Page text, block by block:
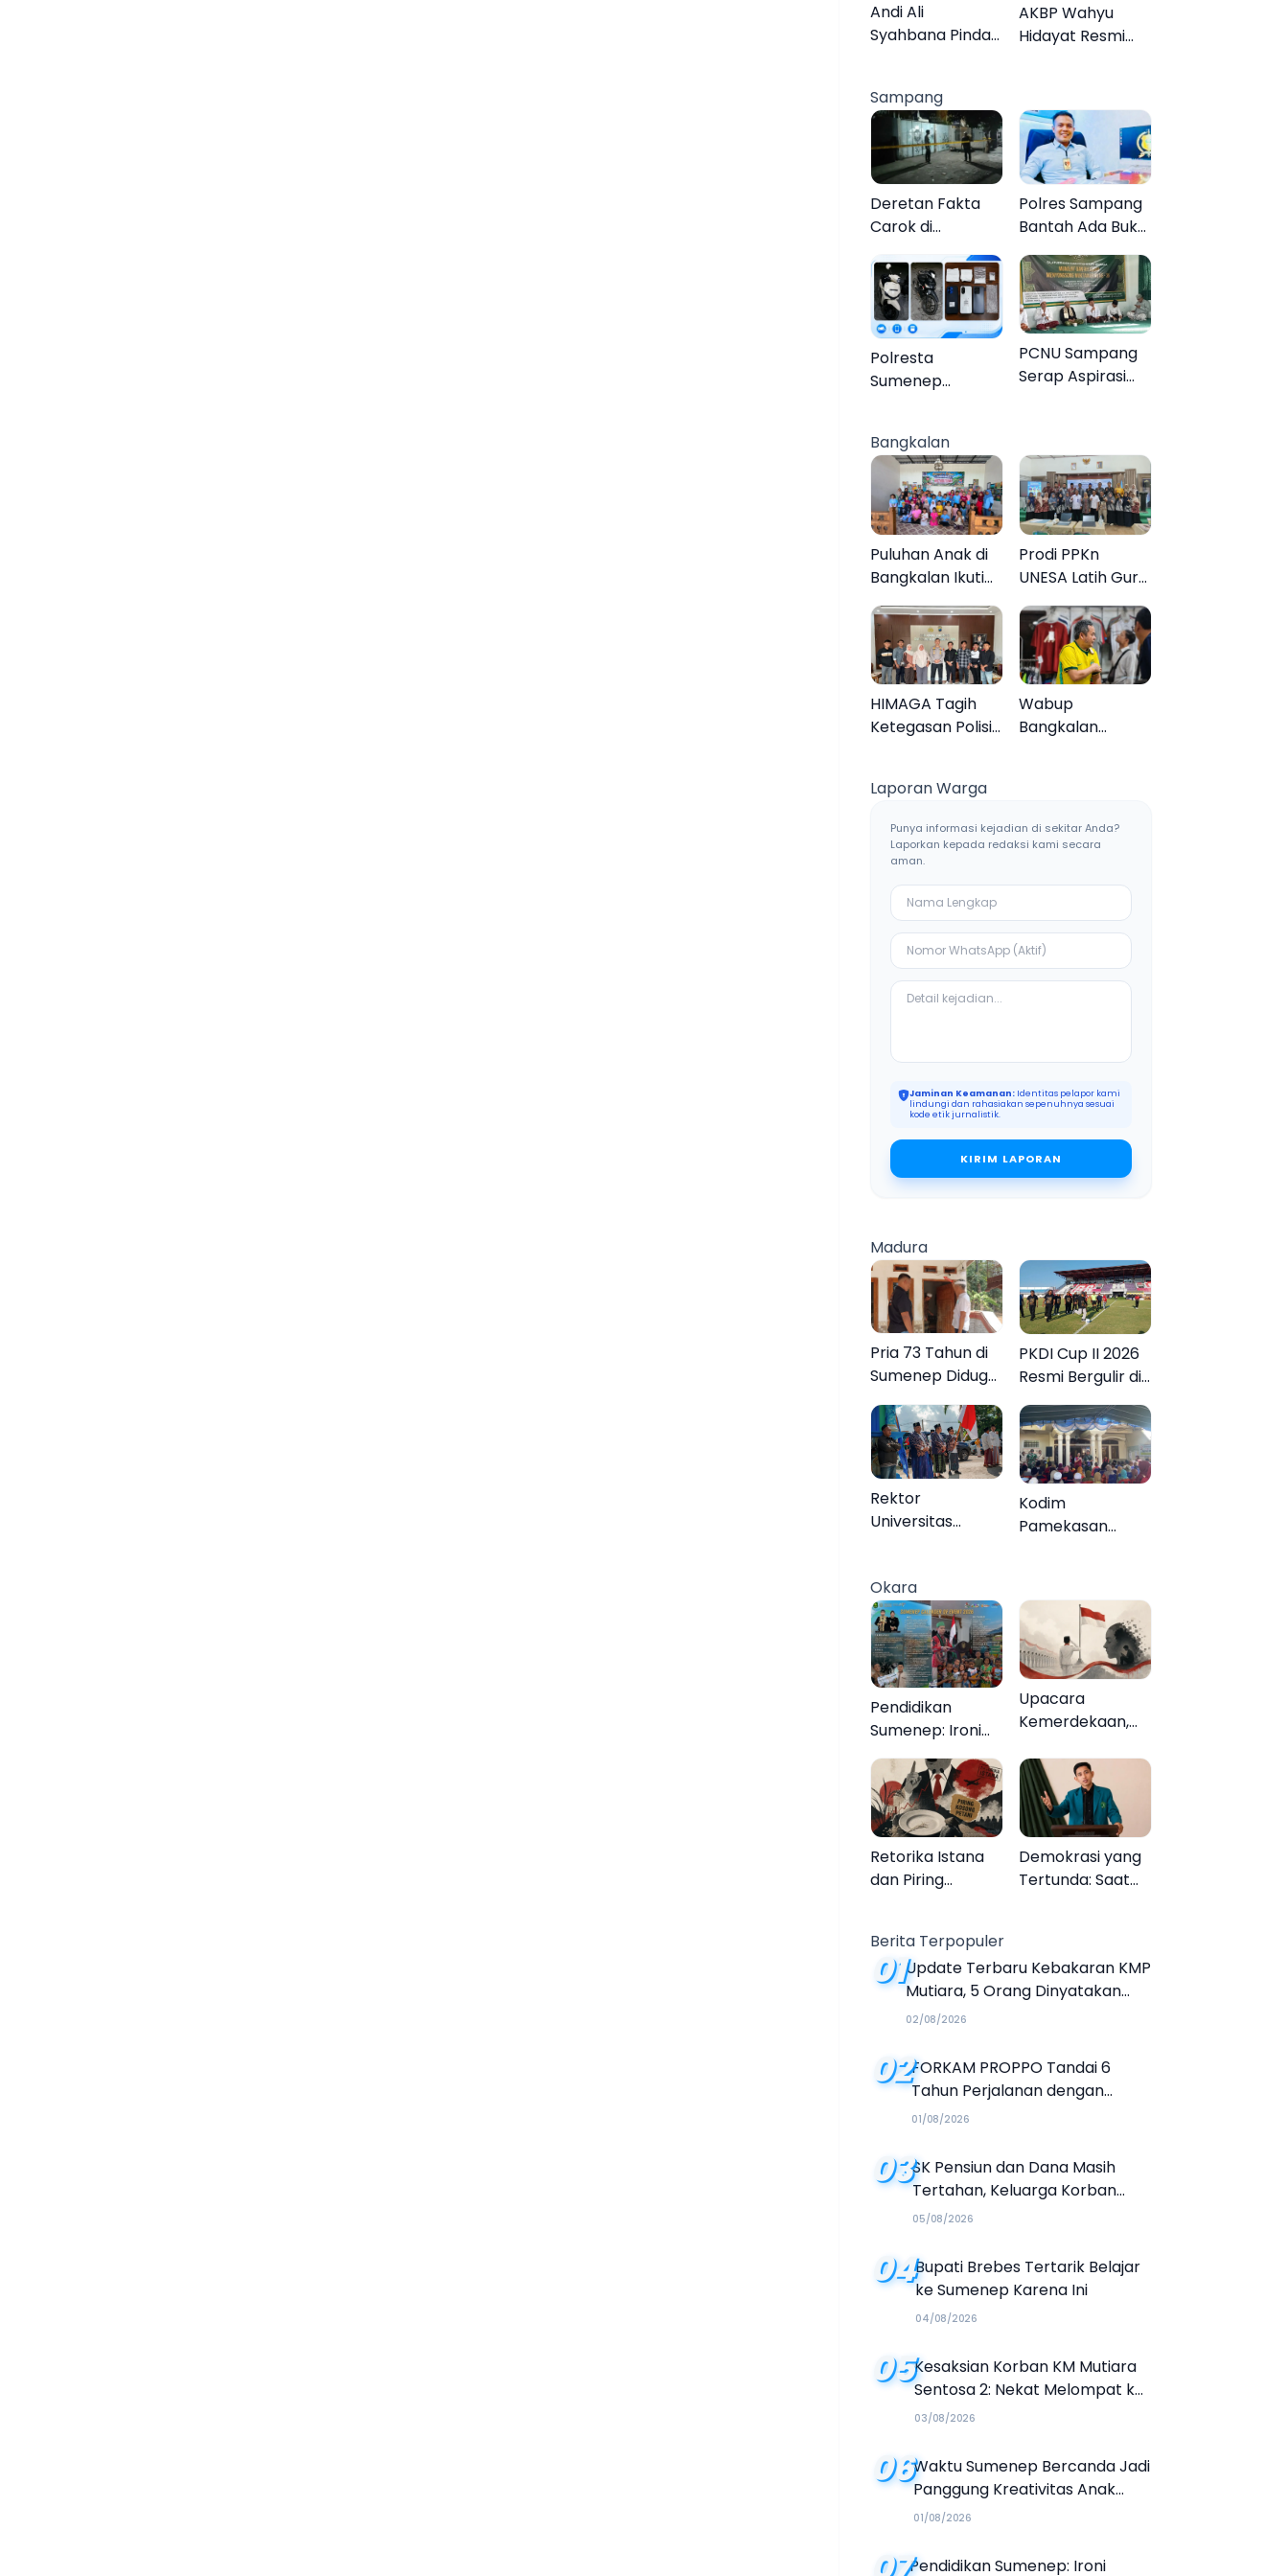
Lebih Jelas
Organisasi
Andi Ali
Syahbana Pindah
AKBP Wahyu
Hidayat Resmi
Disambut Tradisi
Gerbang Pora
Sampang
Deretan Fakta
Carok di
60 Tahun Duel
Melawan 2 Pria
Polres Sampang
Bantah Ada Bukti
Kasus Rudapaksa
Anak 27
Tersangka
Polresta
Sumenep
Sampang, Tiga
Pengedar
Ditangkap
PCNU Sampang
Serap Aspirasi
Bangkalan
Puluhan Anak di
Bangkalan Ikuti
Lomba Mewarnai
Bertema Liburan
Keluarga
Prodi PPKn
UNESA Latih Guru
PPKn Bangkalan
dengan
Pembelajaran
Inovasi Teknologi
HIMAGA Tagih
Ketegasan Polisi
Galis Bangkalan
Wabup
Bangkalan
Ketiban Berkah
Laporan Warga
Punya informasi kejadian di sekitar Anda?
Laporkan kepada redaksi kami secara
aman.
Jaminan Keamanan: Identitas pelapor kami
lindungi dan rahasiakan sepenuhnya sesuai
kode etik jurnalistik.
KIRIM LAPORAN
Madura
Pria 73 Tahun di
Sumenep Diduga
Sendiri
PKDI Cup II 2026
Resmi Bergulir di
Desa se-Madura
Rebut Tiket ke
Tingkat Nasional
Rektor
Universitas
KKN Internasional
ke Tanah Suci
dan Jeddah
Kodim
Pamekasan
Gratis, 160 Warga
Kembali Melihat
Lebih Jelas
Okara
Pendidikan
Sumenep: Ironi
13.095 Anak Tidak
Sekolah
Menyaksikan
Semarak Festival
Kalender Event
2026
Upacara
Kemerdekaan,
Melupakan
Retorika Istana
dan Piring
Demokrasi yang
Tertunda: Saat
Berita Terpopuler
01Update Terbaru Kebakaran KMP
Mutiara, 5 Orang Dinyatakan
Tewas
02/08/2026
02FORKAM PROPPO Tandai 6
Tahun Perjalanan dengan
Peluncuran Mars, Hymne, dan
01/08/2026
03SK Pensiun dan Dana Masih
Tertahan, Keluarga Korban
Tagih Janji BRI Sumenep
05/08/2026
04Bupati Brebes Tertarik Belajar
ke Sumenep Karena Ini
04/08/2026
05Kesaksian Korban KM Mutiara
Sentosa 2: Nekat Melompat ke
Laut Meski Tak Bisa Berenang
03/08/2026
06Waktu Sumenep Bercanda Jadi
Panggung Kreativitas Anak
Muda, Hasilkan Kolaborasi
01/08/2026
Pendidikan Sumenep: Ironi